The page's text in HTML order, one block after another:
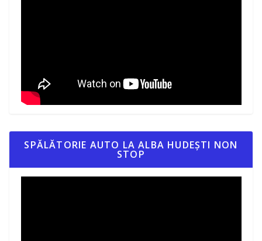
SPĂLĂTORIE AUTO LA ALBA HUDEȘTI NON
STOP